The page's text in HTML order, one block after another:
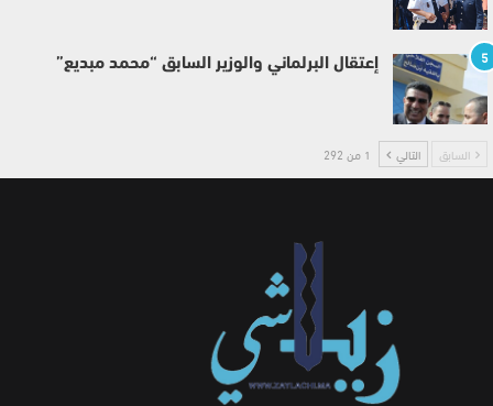
5 إعتقال البرلماني والوزير السابق “محمد مبديع”
السابق التالي 1 من 292